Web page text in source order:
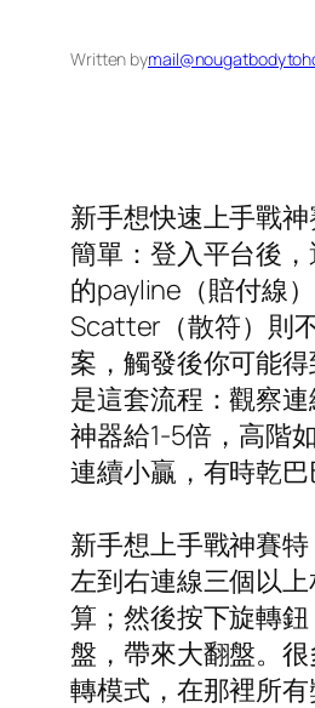
Written by
新手想快速上手戰
簡單：登入平台後
的payline（賠付線
Scatter（散符）則
案，觸發後你可能
是這套流程：觀察
神器給1-5倍，高階
連續小贏，有時乾
新手想上手戰神賽
左到右連線三個以
算；然後按下旋轉
盤，帶來大翻盤。
轉模式，在那裡所